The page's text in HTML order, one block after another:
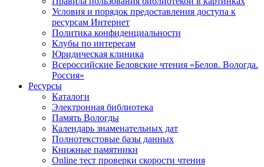
Условия и порядок предоставления доступа к
ресурсам Интернет
Политика конфиденциальности
Клубы по интересам
Юридическая клиника
Всероссийские Беловские чтения «Белов. Вологда.
Россия»
Ресурсы
Каталоги
Электронная библиотека
Память Вологды
Календарь знаменательных дат
Полнотекстовые базы данных
Книжные памятники
Online тест проверки скорости чтения